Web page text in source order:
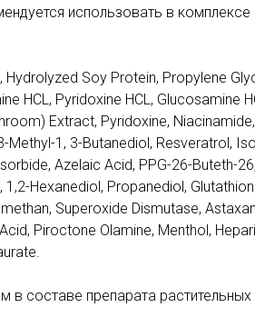
использовать в
Soy Protein, Propylene
HCL, Pyridoxine HCL, Glucosamine
Extract, Pyridoxine,
Methyl-1, 3-Butanediol, Resveratrol,
Azelaic Аcid, PPG-26-Buteth-
Hexanediol, Propanediol,
Superoxide Dismutase,
Piroctone Olamine, Menthol,
в составе препарата